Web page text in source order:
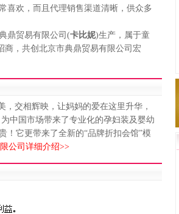
喜欢，而且代理销售渠道清晰，供众多
鼎贸易有限公司(卡比妮)生产，属于童
，共创北京市典鼎贸易有限公司宏
交相辉映，让妈妈的爱在这里升华，
国市场带来了专业化的孕妇装及婴幼
！它更带来了全新的“品牌折扣会馆”模
公司详细介绍>>